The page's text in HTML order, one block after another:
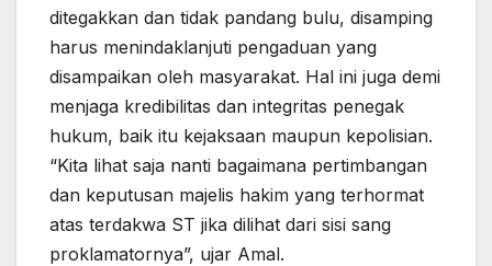
ditegakkan dan tidak pandang bulu, disamping
harus menindaklanjuti pengaduan yang
disampaikan oleh masyarakat. Hal ini juga demi
menjaga kredibilitas dan integritas penegak
hukum, baik itu kejaksaan maupun kepolisian.
“Kita lihat saja nanti bagaimana pertimbangan
dan keputusan majelis hakim yang terhormat
atas terdakwa ST jika dilihat dari sisi sang
proklamatornya”, ujar Amal.